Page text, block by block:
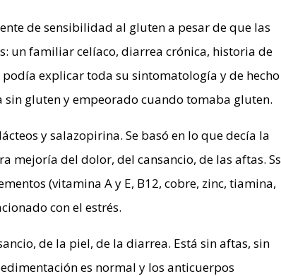
de sensibilidad al gluten a pesar de que las
un familiar celíaco, diarrea crónica, historia de
explicar toda su sintomatología y de hecho
gluten y empeorado cuando tomaba gluten.
y salazopirina. Se basó en lo que decía la
mejoría del dolor, del cansancio, de las aftas.
(vitamina A y E, B12, cobre, zinc, tiamina,
con el estrés.
de la piel, de la diarrea. Está sin aftas, sin
es normal y los anticuerpos